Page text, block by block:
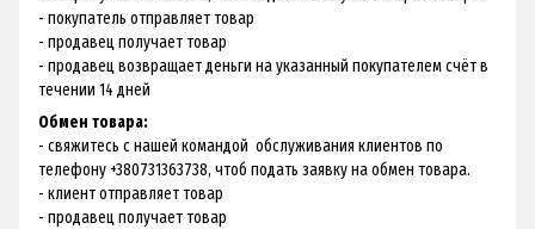
- покупатель отправляет товар
- продавец получает товар
- продавец возвращает деньги на указанный покупателем счёт в
течении 14 дней
Обмен товара:
- свяжитесь с нашей командой обслуживания клиентов по
телефону +380731363738, чтоб подать заявку на обмен товара.
- клиент отправляет товар
- продавец получает товар